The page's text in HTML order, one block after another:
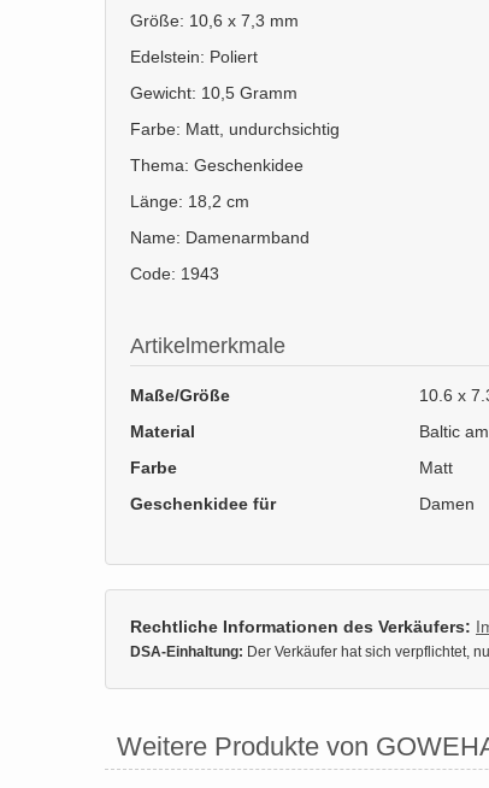
Größe: 10,6 x 7,3 mm
Edelstein: Poliert
Gewicht: 10,5 Gramm
Farbe: Matt, undurchsichtig
Thema: Geschenkidee
Länge: 18,2 cm
Name: Damenarmband
Code: 1943
Artikelmerkmale
Maße/Größe
10.6 x
Material
Baltic
Farbe
Matt
Geschenkidee für
Damen
Rechtliche Informationen des Verkäufers:
DSA-Einhaltung: Der Verkäufer hat sich verpflichtet,
Weitere Produkte von